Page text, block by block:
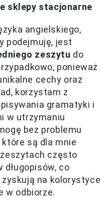
sklepy stacjonarne
angielskiego,
podejmuję, jest
zeszytu do
ponieważ
cechy oraz
korzystam z
gramatyki i
w utrzymaniu
bez problemu
które są dla mnie
często
długopisów, co
na kolorystyce
w odbiorze.